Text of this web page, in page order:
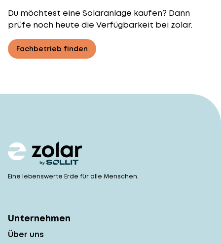
Du möchtest eine Solaranlage kaufen? Dann
prüfe noch heute die Verfügbarkeit bei zolar.
Fachbetrieb finden
Eine lebenswerte Erde für alle Menschen.
Unternehmen
Über uns